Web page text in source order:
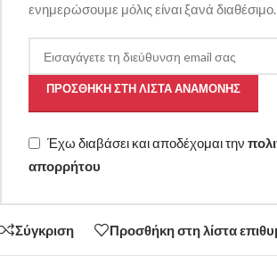
ενημερώσουμε μόλις είναι ξανά διαθέσιμο.
ΠΡΟΣΘΉΚΗ ΣΤΗ ΛΊΣΤΑ ΑΝΑΜΟΝΉΣ
Έχω διαβάσει και αποδέχομαι την
απορρήτου
Σύγκριση Προσθήκη στη λίστα